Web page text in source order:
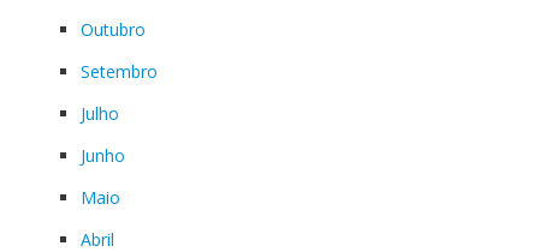
Outubro
Setembro
Julho
Junho
Maio
Abril